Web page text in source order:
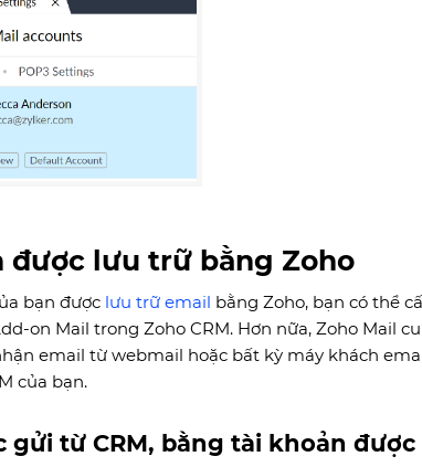
được lưu trữ bằng Zoho
bạn được lưu trữ email bằng Zoho, bạn có thể
on Mail trong Zoho CRM. Hơn nữa, Zoho Mail
email từ webmail hoặc bất kỳ máy khách
của bạn.
gửi từ CRM, bằng tài khoản